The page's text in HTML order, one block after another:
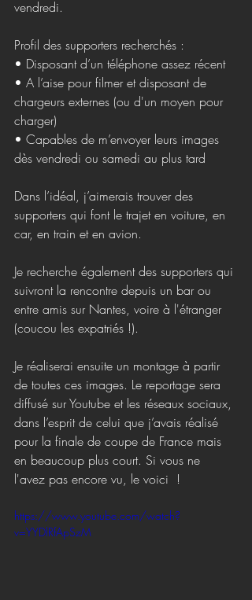
vendredi.
Profil des supporters recherchés :
• Disposant d’un téléphone assez récent
• A l’aise pour filmer et disposant de
chargeurs externes (ou d'un moyen pour
charger)
• Capables de m’envoyer leurs images
dès vendredi ou samedi au plus tard
Dans l’idéal, j’aimerais trouver des
supporters qui font le trajet en voiture, en
car, en train et en avion.
Je recherche également des supporters qui
suivront la rencontre depuis un bar ou
entre amis sur Nantes, voire à l'étranger
(coucou les expatriés !).
Je réaliserai ensuite un montage à partir
de toutes ces images. Le reportage sera
diffusé sur Youtube et les réseaux sociaux,
dans l’esprit de celui que j’avais réalisé
pour la finale de coupe de France mais
en beaucoup plus court. Si vous ne
l'avez pas encore vu, le voici  !
https://www.youtube.com/watch?
v=YYDlRfApSzM